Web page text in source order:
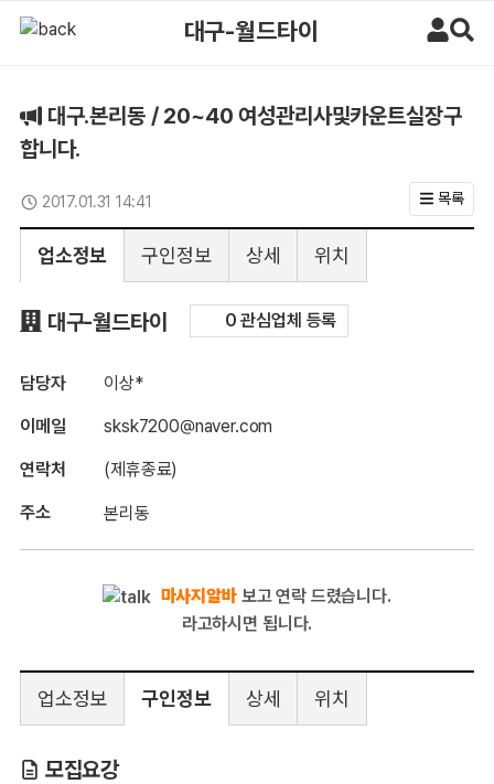
대구-월드타이
대구.본리동 / 20~40 여성관리사및카운트실장구
합니다.
2017.01.31 14:41
업데이트일
목록
업소정보 구인정보 상세 위치
대구-월드타이구인정보0 관심업체 등록
담당자 이상*
이메일 sksk7200@naver.com
연락처 (제휴종료)
주소 본리동
마사지알바보고 연락 드렸습니다.
라고하시면 됩니다.
업소정보 구인정보 상세 위치
대구-월드타이
모집요강